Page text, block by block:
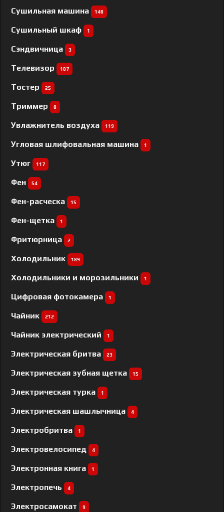
Сушильная машина 148
Сушильный шкаф 1
Сэндвичница 3
Телевизор 107
Тостер 25
Триммер 8
Увлажнитель воздуха 119
Угловая шлифовальная машина 1
Утюг 117
Фен 54
Фен-расческа 15
Фен-щетка 1
Фритюрница 2
Холодильник 189
Холодильники и морозильники 1
Цифровая фотокамера 1
Чайник 212
Чайник электрический 1
Электрическая бритва 23
Электрическая зубная щетка 15
Электрическая турка 1
Электрическая шашлычница 4
Электробритва 1
Электровелосипед 4
Электронная книга 1
Электропечь 4
Электросамокат 9